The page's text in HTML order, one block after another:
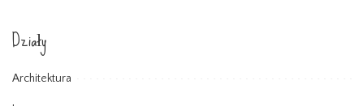
Działy
Architektura